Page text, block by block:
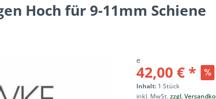
Hoch für 9-11mm Schiene
e
42,00 € *
Inhalt: 1 Stück
inkl. MwSt.zzgl.